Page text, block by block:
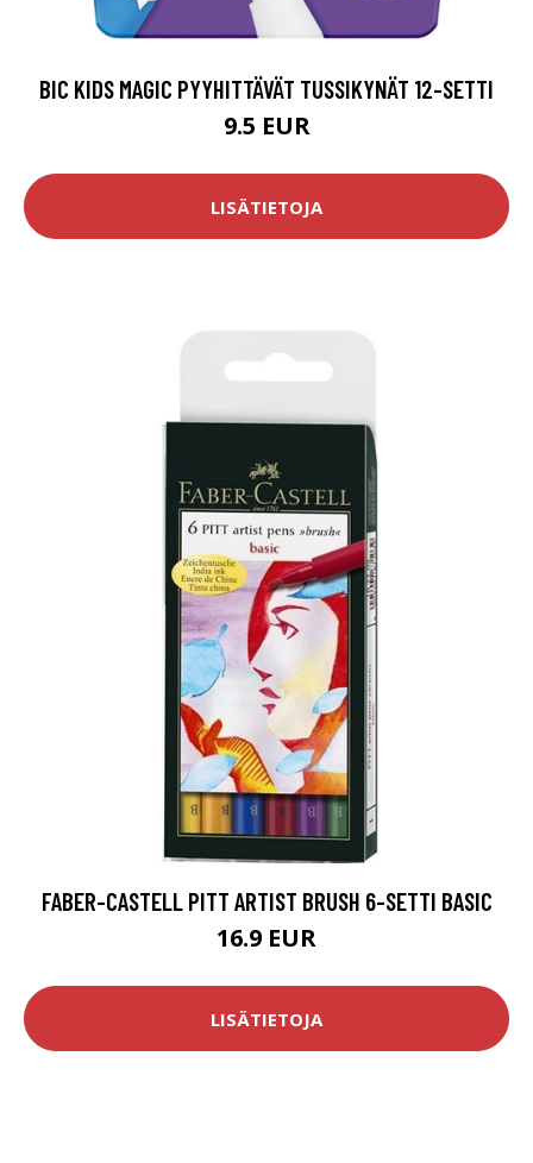
BIC KIDS MAGIC PYYHITTÄVÄT TUSSIKYNÄT 12-SETTI
9.5 EUR
LISÄTIETOJA
FABER-CASTELL PITT ARTIST BRUSH 6-SETTI BASIC
16.9 EUR
LISÄTIETOJA